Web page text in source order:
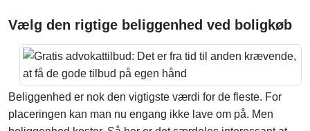
Vælg den rigtige beliggenhed ved boligkøb
Beliggenhed er nok den vigtigste værdi for de fleste. For
placeringen kan man nu engang ikke lave om på. Men